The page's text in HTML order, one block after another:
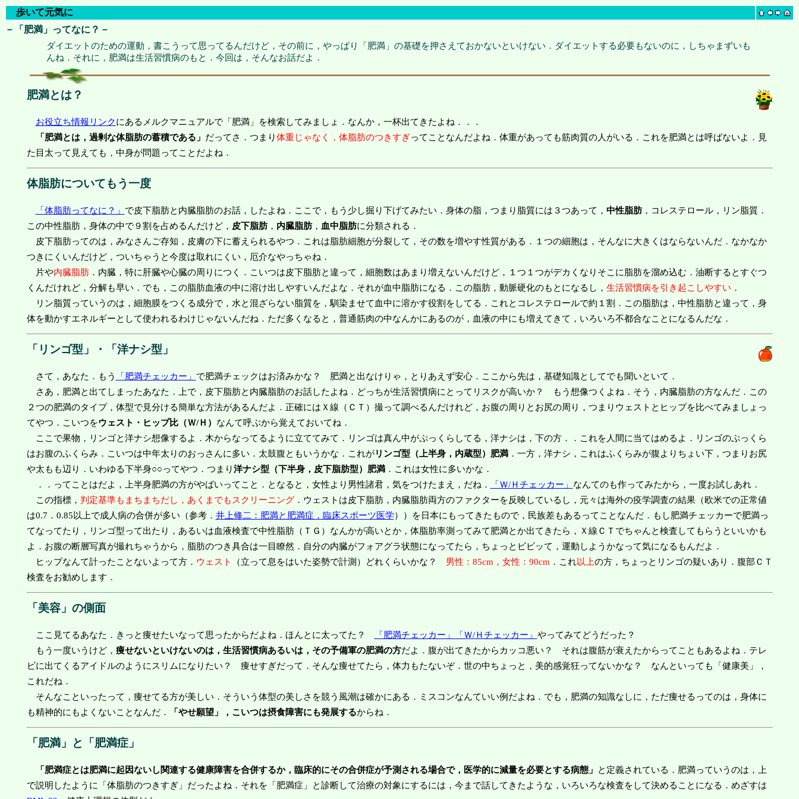
歩いて元気に
－「肥満」ってなに？－
ダイエットのための運動，書こうって思ってるんだけど，その前に，やっぱり「肥満」の基礎を押さえておかないといけない．ダイエットする必要もないのに，しちゃまずいも
んね．それに，肥満は生活習慣病のもと．今回は，そんなお話だよ．
肥満とは？
お役立ち情報リンクにあるメルクマニュアルで「肥満」を検索してみましょ．なんか，一杯出てきたよね．．．
「肥満とは，過剰な体脂肪の蓄積である」 だってさ．つまり体重じゃなく，体脂肪のつきすぎってことなんだよね．体重があっても筋肉質の人がいる．これを肥満とは呼ばないよ．見
た目太って見えても，中身が問題ってことだよね．
体脂肪についてもう一度
「体脂肪ってなに？」 で皮下脂肪と内臓脂肪のお話，したよね．ここで，もう少し掘り下げてみたい．身体の脂，つまり脂質には３つあって， 中性脂肪，コレステロール，リン脂質．
この中性脂肪，身体の中で９割を占めるんだけど， 皮下脂肪， 内臓脂肪， 血中脂肪に分類される．
皮下脂肪ってのは，みなさんご存知，皮膚の下に蓄えられるやつ．これは脂肪細胞が分裂して，その数を増やす性質がある．１つの細胞は，そんなに大きくはならないんだ．なかなか
つきにくいんだけど，ついちゃうと今度は取れにくい，厄介なやっちゃね．
片や内臓脂肪．内臓，特に肝臓や心臓の周りにつく．こいつは皮下脂肪と違って，細胞数はあまり増えないんだけど，１つ１つがデカくなりそこに脂肪を溜め込む．油断するとすぐつ
くんだけれど，分解も早い．でも，この脂肪血液の中に溶け出しやすいんだよな．それが血中脂肪になる．この脂肪，動脈硬化のもとになるし， 生活習慣病を引き起こしやすい ．
リン脂質っていうのは，細胞膜をつくる成分で，水と混ざらない脂質を，馴染ませて血中に溶かす役割をしてる．これとコレステロールで約１割．この脂肪は，中性脂肪と違って，身
体を動かすエネルギーとして使われるわけじゃないんだね．ただ多くなると，普通筋肉の中なんかにあるのが，血液の中にも増えてきて，いろいろ不都合なことになるんだな．
「リンゴ型」・「洋ナシ型」
さて，あなた．もう 「肥満チェッカー」 で肥満チェックはお済みかな？ 肥満と出なけりゃ，とりあえず安心．ここから先は，基礎知識としてでも聞いといて．
さあ，肥満と出てしまったあなた．上で，皮下脂肪と内臓脂肪のお話したよね．どっちが生活習慣病にとってリスクが高いか？ もう想像つくよね．そう，内臓脂肪の方なんだ．この
２つの肥満のタイプ，体型で見分ける簡単な方法があるんだよ．正確にはＸ線（ＣＴ）撮って調べるんだけれど，お腹の周りとお尻の周り，つまりウェストとヒップを比べてみましょっ
てやつ．こいつをウェスト・ヒップ比（Ｗ/Ｈ） なんて呼ぶから覚えておいてね．
ここで果物，リンゴと洋ナシ想像するよ．木からなってるように立ててみて．リンゴは真ん中がぷっくらしてる，洋ナシは，下の方．．これを人間に当てはめるよ．リンゴのぷっくら
はお腹のふくらみ．こいつは中年太りのおっさんに多い．太鼓腹ともいうかな．これがリンゴ型（上半身，内蔵型）肥満．一方，洋ナシ，これはふくらみが腹よりちょい下，つまりお尻
や太もも辺り．いわゆる下半身○○ってやつ．つまり洋ナシ型（下半身，皮下脂肪型）肥満．これは女性に多いかな．
．．ってことはだよ，上半身肥満の方がやばいってこと．となると，女性より男性諸君，気をつけたまえ，だね．
「Ｗ/Ｈチェッカー」 なんてのも作ってみたから，一度お試しあれ．
この指標， 判定基準もまちまちだし，あくまでもスクリーニング．ウェストは皮下脂肪，内臓脂肪両方のファクターを反映しているし，元々は海外の疫学調査の結果（欧米での正常値
は0.7．0.85以上で成人病の合併が多い（参考． 井上修二：肥満と肥満症，臨床スポーツ医学））を日本にもってきたもので，民族差もあるってことなんだ．もし肥満チェッカーで肥満っ
てなってたり，リンゴ型って出たり，あるいは血液検査で中性脂肪（ＴＧ）なんかが高いとか，体脂肪率測ってみて肥満とか出てきたら，Ｘ線ＣＴでちゃんと検査してもらうといいかも
よ．お腹の断層写真が撮れちゃうから，脂肪のつき具合は一目瞭然．自分の内臓がフォアグラ状態になってたら，ちょっとビビッて，運動しようかなって気になるもんだよ．
ヒップなんて計ったことないよって方． ウェスト （立って息をはいた姿勢で計測）どれくらいかな？ 男性：85cm，女性：90cm．これ以上の方，ちょっとリンゴの疑いあり．腹部ＣＴ
検査をお勧めします．
「美容」の側面
ここ見てるあなた．きっと痩せたいなって思ったからだよね．ほんとに太ってた？ 「肥満チェッカー」 「Ｗ/Ｈチェッカー」 やってみてどうだった？
もう一度いうけど， 痩せないといけないのは，生活習慣病あるいは，その予備軍の肥満の方だよ．腹が出てきたからカッコ悪い？ それは腹筋が衰えたからってこともあるよね．テレ
ビに出てくるアイドルのようにスリムになりたい？ 痩せすぎだって．そんな痩せてたら，体力もたないぞ．世の中ちょっと，美的感覚狂ってないかな？ なんといっても「健康美」，
これだね．
そんなこといったって，痩せてる方が美しい．そういう体型の美しさを競う風潮は確かにある．ミスコンなんていい例だよね．でも，肥満の知識なしに，ただ痩せるってのは，身体に
も精神的にもよくないことなんだ．
「やせ願望」，こいつは摂食障害にも発展するからね．
「肥満」と「肥満症」
「肥満症とは肥満に起因ないし関連する健康障害を合併するか，臨床的にその合併症が予測される場合で，医学的に減量を必要とする病態」
と定義されている．肥満っていうのは，上
で説明したように「体脂肪のつきすぎ」だったよね．それを「肥満症」と診断して治療の対象にするには，今まで話してきたような，いろいろな検査をして決めることになる．めざすは